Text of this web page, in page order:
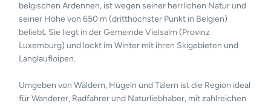
belgischen Ardennen, ist wegen seiner herrlichen Natur und
seiner Höhe von 650 m (dritthöchster Punkt in Belgien)
beliebt. Sie liegt in der Gemeinde Vielsalm (Provinz
Luxemburg) und lockt im Winter mit ihren Skigebieten und
Langlaufloipen.
Umgeben von Wäldern, Hügeln und Tälern ist die Region ideal
für Wanderer, Radfahrer und Naturliebhaber, mit zahlreichen